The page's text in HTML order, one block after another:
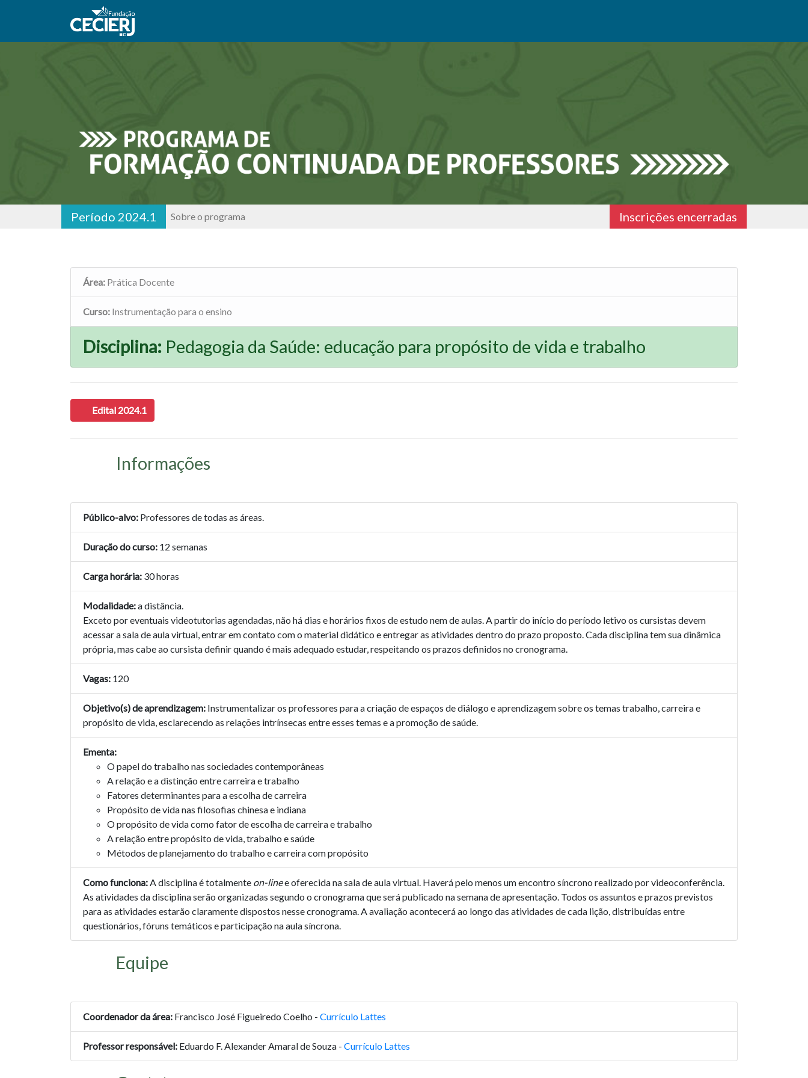
Período 2024.1 Sobre o programa Inscrições encerradas
Área: Prática Docente
Curso: Instrumentação para o ensino
Disciplina: Pedagogia da Saúde: educação para propósito de vida e trabalho
Edital 2024.1
Informações
Público-alvo: Professores de todas as áreas.
Duração do curso: 12 semanas
Carga horária: 30 horas
Modalidade:a distância.
Exceto por eventuais videotutorias agendadas, não há dias e horários fixos de estudo nem de aulas. A partir do início do período letivo os cursistas devem
acessar a sala de aula virtual, entrar em contato com o material didático e entregar as atividades dentro do prazo proposto. Cada disciplina tem sua dinâmica
própria, mas cabe ao cursista definir quando é mais adequado estudar, respeitando os prazos definidos no cronograma.
Vagas: 120
Objetivo(s) de aprendizagem: Instrumentalizar os professores para a criação de espaços de diálogo e aprendizagem sobre os temas trabalho, carreira e
propósito de vida, esclarecendo as relações intrínsecas entre esses temas e a promoção de saúde.
Ementa:
O papel do trabalho nas sociedades contemporâneas
A relação e a distinção entre carreira e trabalho
Fatores determinantes para a escolha de carreira
Propósito de vida nas filosofias chinesa e indiana
O propósito de vida como fator de escolha de carreira e trabalho
A relação entre propósito de vida, trabalho e saúde
Métodos de planejamento do trabalho e carreira com propósito
Como funciona:A disciplina é totalmente on-linee oferecida na sala de aula virtual. Haverá pelo menos um encontro síncrono realizado por videoconferência.
As atividades da disciplina serão organizadas segundo o cronograma que será publicado na semana de apresentação. Todos os assuntos e prazos previstos
para as atividades estarão claramente dispostos nesse cronograma. A avaliação acontecerá ao longo das atividades de cada lição, distribuídas entre
questionários, fóruns temáticos e participação na aula síncrona.
Equipe
Coordenador da área: Francisco José Figueiredo Coelho - Currículo Lattes
Professor responsável: Eduardo F. Alexander Amaral de Souza - Currículo Lattes